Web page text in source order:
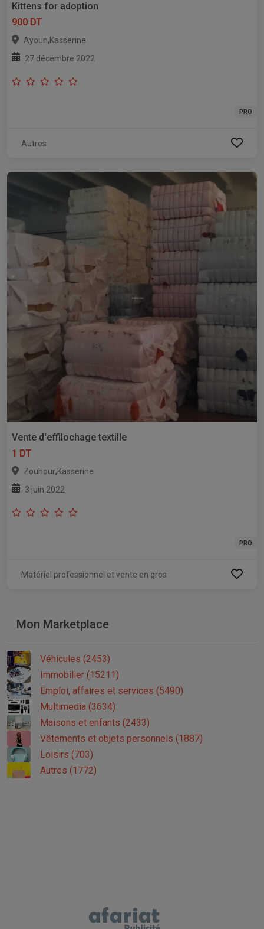
Kittens for adoption
900 DT
Ayoun,Kasserine
27 décembre 2022
PRO
Autres
Vente d'effilochage textille
1 DT
Zouhour,Kasserine
3 juin 2022
PRO
Matériel professionnel et vente en gros
Mon Marketplace
Véhicules (2453)
Immobilier (15211)
Emploi, affaires et services (5490)
Multimedia (3634)
Maisons et enfants (2433)
Vêtements et objets personnels (1887)
Loisirs (703)
Autres (1772)